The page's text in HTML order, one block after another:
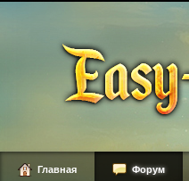
Главная Форум